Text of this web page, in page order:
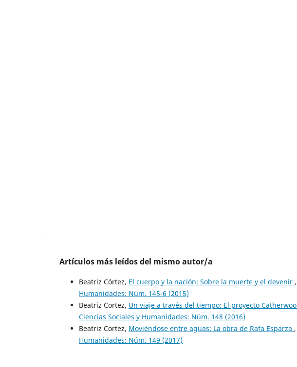
Artículos más leídos del mismo autor/a
Beatriz Córtez, El cuerpo y la nación: Sobre la muerte y el devenir ,
Humanidades: Núm. 145-6 (2015)
Beatriz Cortez, Un viaje a través del tiempo: El proyecto
Ciencias Sociales y Humanidades: Núm. 148 (2016)
Beatriz Cortez, Moviéndose entre aguas: La obra de Rafa Esparza ,
Humanidades: Núm. 149 (2017)